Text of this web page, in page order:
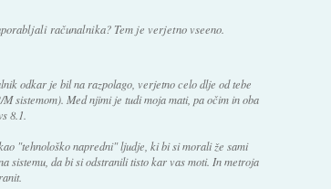
računalnika? Tem je verjetno vseeno.
odkar je bil na razpolago, verjetno celo dlje od tebe
sistemom). Med njimi je tudi moja mati, pa očim in oba
8.1.
"tehnološko napredni" ljudje, ki bi si morali že sami
sistemu, da bi si odstranili tisto kar vas moti. In metroja